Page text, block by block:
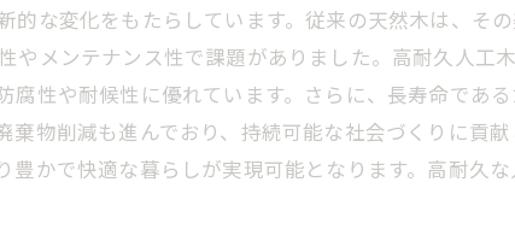
的な変化をもたらしています。従来の天然木は、そ
メンテナンス性で課題がありました。高耐久人工
腐性や耐候性に優れています。さらに、長寿命であ
棄物削減も進んでおり、持続可能な社会づくりに貢
豊かで快適な暮らしが実現可能となります。高耐久